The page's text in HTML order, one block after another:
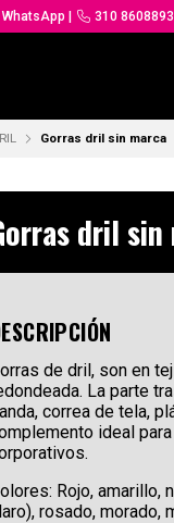
WhatsApp 310 8608893
Gorras dril sin marca
dril sin
de dril, son en
La parte
correa de tela,
ideal
Rojo, amarillo,
rosado, morado,